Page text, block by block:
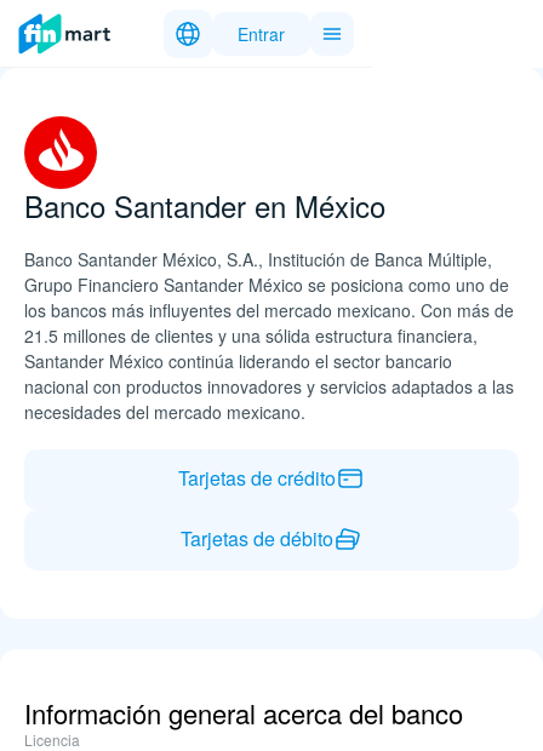
Entrar
Banco Santander en México
Banco Santander México, S.A., Institución de Banca Múltiple,
Grupo Financiero Santander México se posiciona como uno de
los bancos más influyentes del mercado mexicano. Con más de
21.5 millones de clientes y una sólida estructura financiera,
Santander México continúa liderando el sector bancario
nacional con productos innovadores y servicios adaptados a las
necesidades del mercado mexicano.
Tarjetas de crédito
Tarjetas de débito
Información general acerca del banco
Licencia